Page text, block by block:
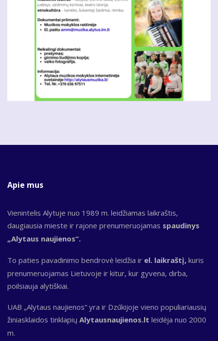
Apie mus
Vienintelis Alytuje nuo 1989 m. leidžiamas laikraštis,
daugiausia mieste ir rajone prenumeruojamas spaudinys
„Alytaus naujienos“.
To paties pavadinimo bendrovė leidžia ir el. laikraštį, kuris
prenumeruojamas Lietuvoje ir kitur, kur gyvena, dirba,
poilsiauja alytiškiai.
UAB „Alytaus naujienos“ yra ir Dzūkijoje vieno populiariausių
žiniasklaidos tinklapių Alytausnaujienos.lt leidėja nuo 2000
m.